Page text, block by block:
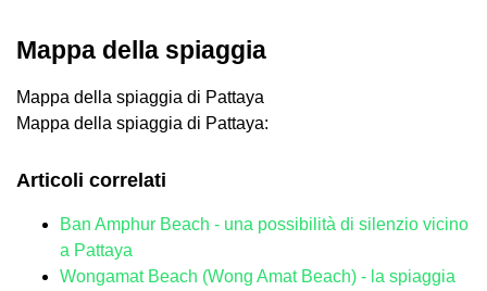
Mappa della spiaggia
Mappa della spiaggia di Pattaya
Mappa della spiaggia di Pattaya:
Articoli correlati
Ban Amphur Beach - una possibilità di silenzio vicino
a Pattaya
Wongamat Beach (Wong Amat Beach) - la spiaggia